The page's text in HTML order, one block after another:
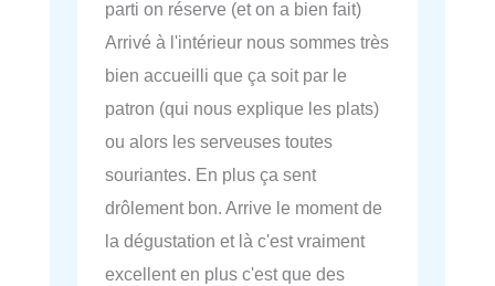
parti on réserve (et on a bien fait)
Arrivé à l'intérieur nous sommes très
bien accueilli que ça soit par le
patron (qui nous explique les plats)
ou alors les serveuses toutes
souriantes. En plus ça sent
drôlement bon. Arrive le moment de
la dégustation et là c'est vraiment
excellent en plus c'est que des